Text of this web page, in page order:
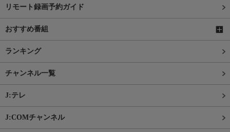
リモート録画予約ガイド
おすすめ番組
ランキング
チャンネル一覧
J:テレ
J:COMチャンネル